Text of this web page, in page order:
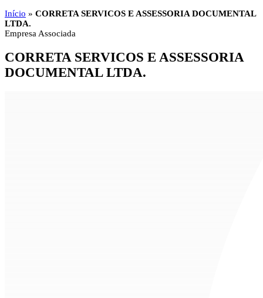
Início » CORRETA SERVICOS E ASSESSORIA DOCUMENTAL
LTDA.
Empresa Associada
CORRETA SERVICOS E ASSESSORIA
DOCUMENTAL LTDA.